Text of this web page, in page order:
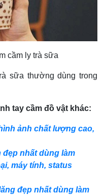
cầm ly trà sữa
sữa thường dùng trong
tay cầm đồ vật khác:
ảnh chất lượng cao,
đẹp nhất dùng làm
máy tính, status
đẹp nhất dùng làm